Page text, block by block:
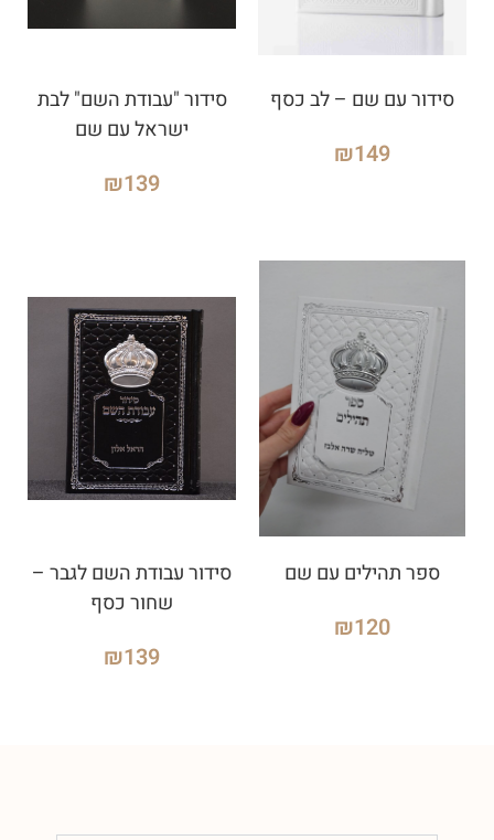
סידור עם שם – לב כסף
₪149
סידור "עבודת השם" לבת
ישראל עם שם
₪139
ספר תהילים עם שם
₪120
סידור עבודת השם לגבר –
שחור כסף
₪139